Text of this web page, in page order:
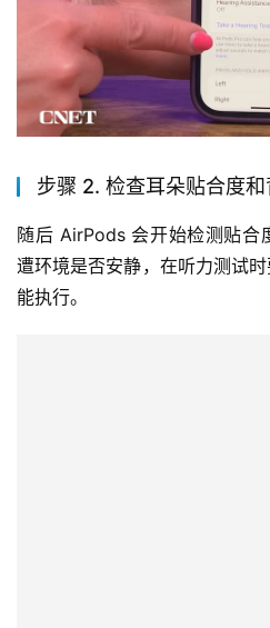
步骤 2. 检查耳朵贴合度
随后 AirPods 会开始检测贴合
遭环境是否安静，在听力测试
能执行。